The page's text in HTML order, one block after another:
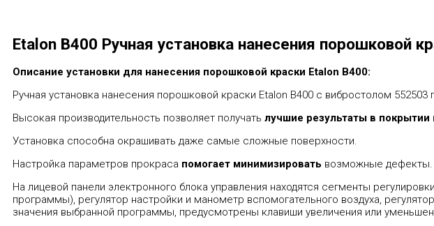
Etalon В400 Ручная установка нанесения порошковой
Описание установки для нанесения порошковой краски Etalon В400:
Ручная установка нанесения порошковой краски Etalon В400 с вибростолом
Высокая производительность позволяет получать лучшие результаты в покрытии
Установка способна окрашивать даже самые сложные поверхности.
Настройка параметров прокраса помогает минимизировать возможные дефекты.
На лицевой панели электронного блока управления находятся сегменты
программы), регулятор настройки и манометр вспомогательного воздуха,
значения выбранной программы, предусмотрены клавиши увеличения или